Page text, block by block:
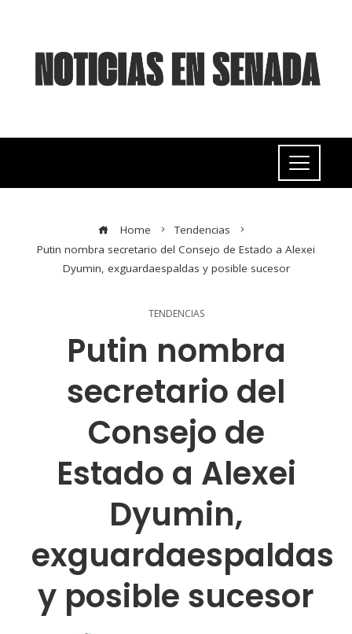
Home
Tendencias
Putin nombra secretario del Consejo de Estado a Alexei
Dyumin, exguardaespaldas y posible sucesor
TENDENCIAS
Putin nombra
secretario del
Consejo de
Estado a Alexei
Dyumin,
exguardaespaldas
y posible sucesor